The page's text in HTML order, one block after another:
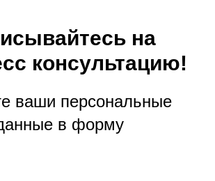
на
консультацию!
ваши персональные
в форму